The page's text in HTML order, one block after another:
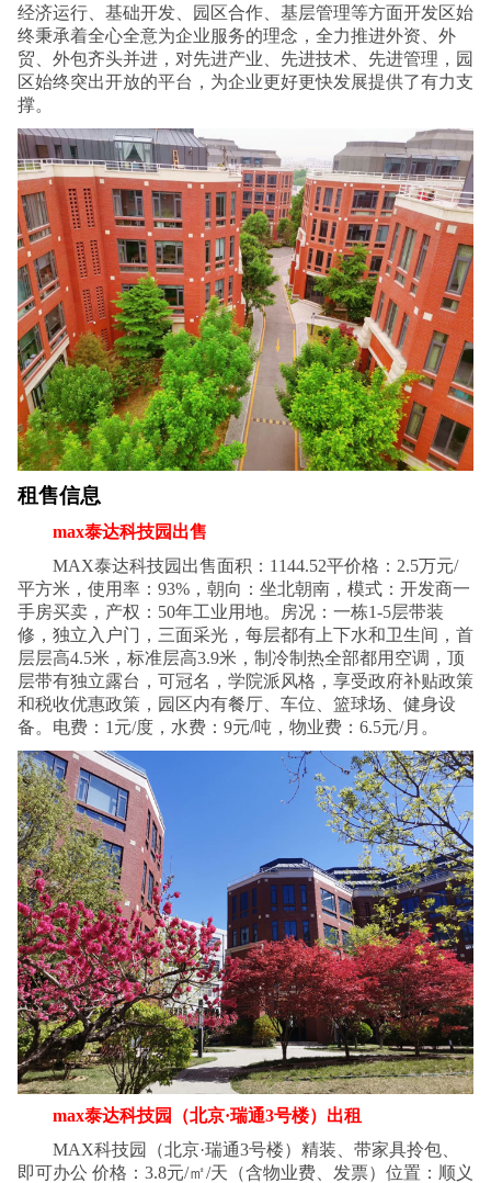
经济运行、基础开发、园区合作、基层管理等方面开发区始
终秉承着全心全意为企业服务的理念，全力推进外资、外
贸、外包齐头并进，对先进产业、先进技术、先进管理，园
区始终突出开放的平台，为企业更好更快发展提供了有力支
撑。
租售信息
max泰达科技园出售
MAX泰达科技园出售面积：1144.52平价格：2.5万元/
平方米，使用率：93%，朝向：坐北朝南，模式：开发商一
手房买卖，产权：50年工业用地。房况：一栋1-5层带装
修，独立入户门，三面采光，每层都有上下水和卫生间，首
层层高4.5米，标准层高3.9米，制冷制热全部都用空调，顶
层带有独立露台，可冠名，学院派风格，享受政府补贴政策
和税收优惠政策，园区内有餐厅、车位、篮球场、健身设
备。电费：1元/度，水费：9元/吨，物业费：6.5元/月。
max泰达科技园（北京·瑞通3号楼）出租
MAX科技园（北京·瑞通3号楼）精装、带家具拎包、
即可办公 价格：3.8元/㎡/天（含物业费、发票）位置：顺义